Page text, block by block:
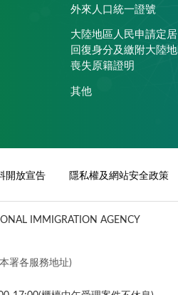
外來人口統一證號
大陸地區人民申請定居
回復身分及繳附大陸
喪失原籍證明
其他
開放宣告 隱私權及網站安全政策
IMMIGRATION AGENCY
署各服務地址)